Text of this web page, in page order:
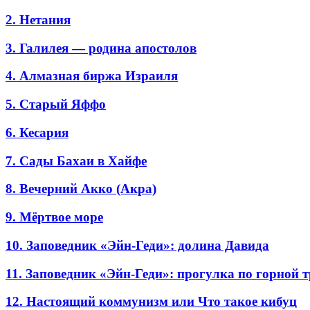
2. Нетания
3. Галилея — родина апостолов
4. Алмазная биржа Израиля
5. Старый Яффо
6. Кесария
7. Сады Бахаи в Хайфе
8. Вечерний Акко (Акра)
9. Мёртвое море
10. Заповедник «Эйн-Геди»: долина Давида
11. Заповедник «Эйн-Геди»: прогулка по горной
12. Настоящий коммунизм или Что такое кибуц